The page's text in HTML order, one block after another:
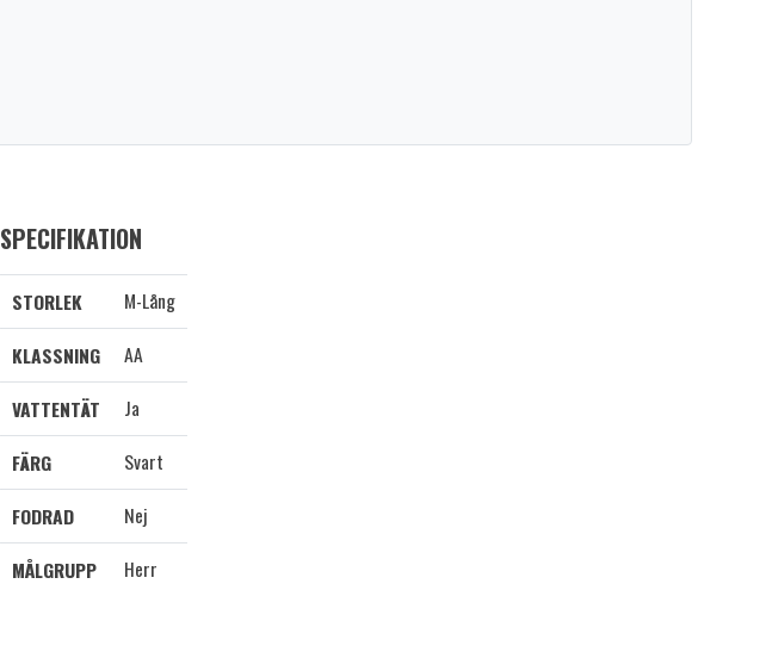
SPECIFIKATION
STORLEK
M-Lång
KLASSNING
AA
VATTENTÄT
Ja
FÄRG
Svart
FODRAD
Nej
MÅLGRUPP
Herr